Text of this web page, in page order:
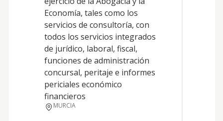
Economía, tales como los
servicios de consultoría, con
todos los servicios integrados
de jurídico, laboral, fiscal,
funciones de administración
concursal, peritaje e informes
periciales económico
financieros
MURCIA